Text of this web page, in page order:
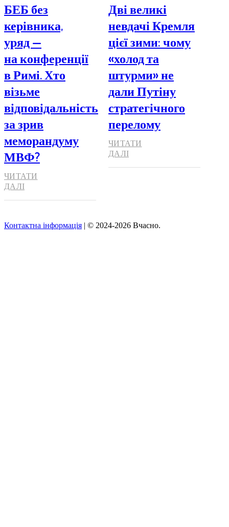
БЕБ без
керівника,
уряд —
на конференції
в Римі. Хто
візьме
відповідальність
за зрив
меморандуму
МВФ?
ЧИТАТИ
ДАЛІ
Дві великі
невдачі Кремля
цієї зими: чому
«холод та
штурми» не
дали Путіну
стратегічного
перелому
ЧИТАТИ
ДАЛІ
Контактна інформація | © 2024-2026 Вчасно.